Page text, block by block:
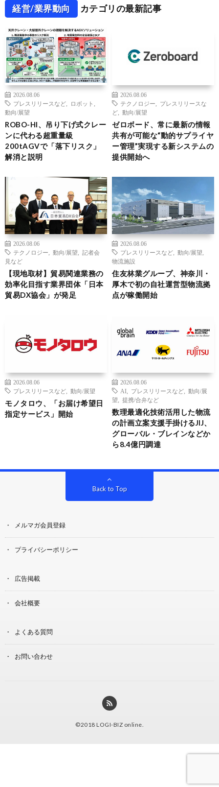
経営/業界動向 カテゴリの最新記事
2026.08.06
プレスリリースなど
ロボット
動向/展望
ROBO-HI、吊り下げ式クレー
ンに代わる超重量級
200tAGVで「落下リスク」
解消と説明
2026.08.06
テクノロジー
プレスリリースな
ど
動向/展望
ゼロボード、常に最新の情報
共有が可能な“動的サプライヤ
ー管理”実現する新システムの
提供開始へ
2026.08.06
テクノロジー
動向/展望
記者会
見など
【現地取材】貿易関連業務の
効率化目指す業界団体「日本
貿易DX協会」が発足
2026.08.06
プレスリリースなど
動向/展望
物流施設
住友林業グループ、神奈川・
厚木で初の自社運営型物流拠
点が稼働開始
2026.08.06
プレスリリースなど
動向/展望
モノタロウ、「お届け希望日
指定サービス」開始
2026.08.06
AI
プレスリリースなど
動向/展
望
提携/合弁など
数理最適化技術活用した物流
の計画立案支援手掛けるJIJ、
グローバル・ブレインなどか
ら8.4億円調達
Back to Top
メルマガ会員登録
プライバシーポリシー
広告掲載
会社概要
よくある質問
お問い合わせ
©2018 LOGI-BIZ online